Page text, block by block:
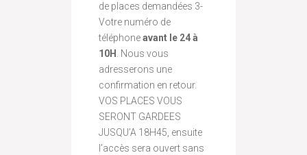
de places demandées 3-
Votre numéro de
téléphoneavant le 24 à
10H . Nous vous
adresserons une
confirmation en retour.
VOS PLACES VOUS
SERONT GARDEES
JUSQU’A 18H45, ensuite
l’accès sera ouvert sans